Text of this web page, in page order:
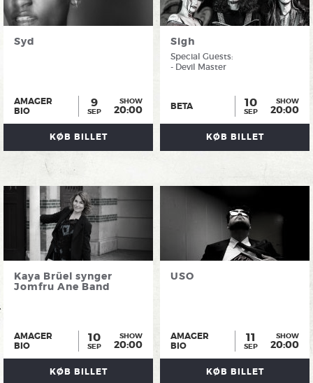
Syd
AMAGER
BIO
9
SEP
SHOW
20:00
KØB BILLET
Sigh
Special Guests:
- Devil Master
BETA 10
SEP
SHOW
20:00
KØB BILLET
Kaya Brüel synger
Jomfru Ane Band
AMAGER
BIO
10
SEP
SHOW
20:00
KØB BILLET
USO
AMAGER
BIO
11
SEP
SHOW
20:00
KØB BILLET